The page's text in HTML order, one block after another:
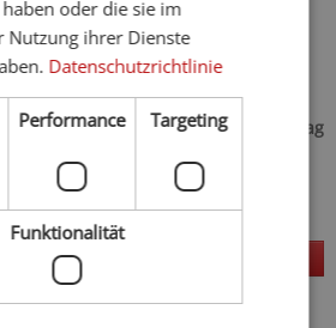
, Aktiv- & Familienurlaub in
ab120,- € pro Tag
Homepage
oder die sie im
Nutzung ihrer Dienste
Datenschutzrichtlinie
Performance Targeting
Funktionalität